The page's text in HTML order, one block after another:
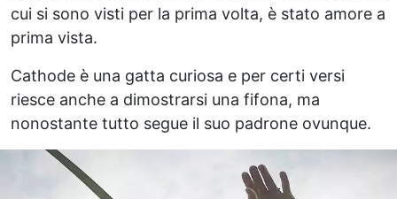
cui si sono visti per la prima volta, è stato amore a
prima vista.
Cathode è una gatta curiosa e per certi versi
riesce anche a dimostrarsi una fifona, ma
nonostante tutto segue il suo padrone ovunque.